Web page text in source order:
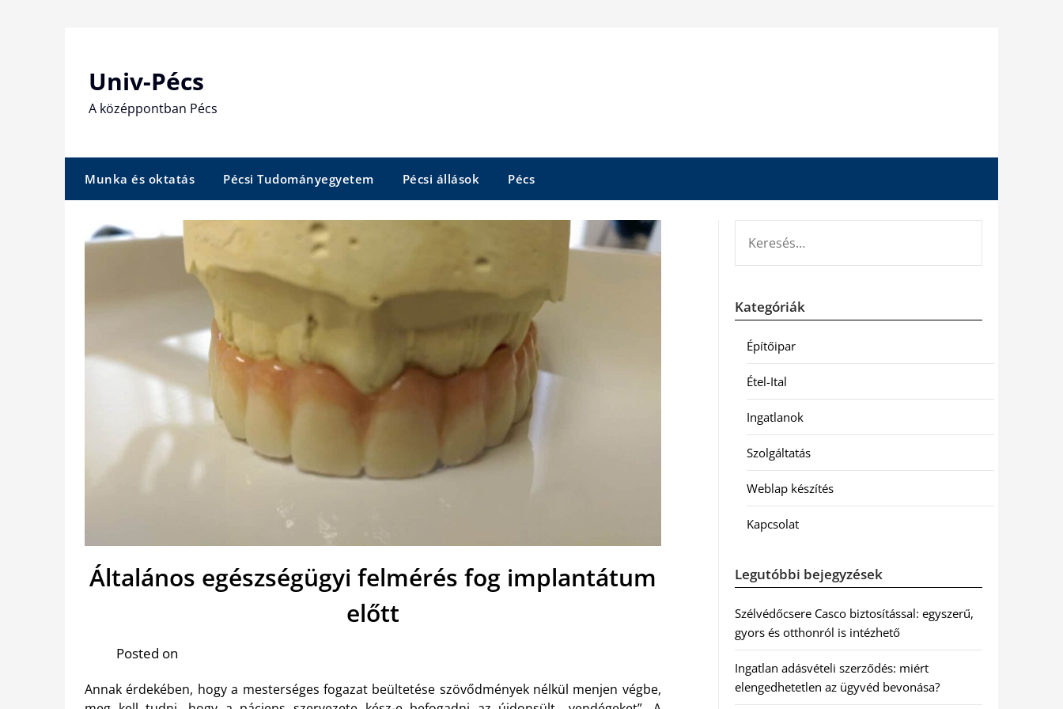
Univ-Pécs
A középpontban Pécs
Munka és oktatás Pécsi Tudományegyetem Pécsi állások Pécs
Általános egészségügyi felmérés fog implantátum
előtt
Posted on
Annak érdekében, hogy a mesterséges fogazat beültetése szövődmények nélkül menjen végbe,
Kategóriák
Építőipar
Étel-Ital
Ingatlanok
Szolgáltatás
Weblap készítés
Kapcsolat
Legutóbbi bejegyzések
Szélvédőcsere Casco biztosítással: egyszerű,
gyors és otthonról is intézhető
Ingatlan adásvételi szerződés: miért
elengedhetetlen az ügyvéd bevonása?